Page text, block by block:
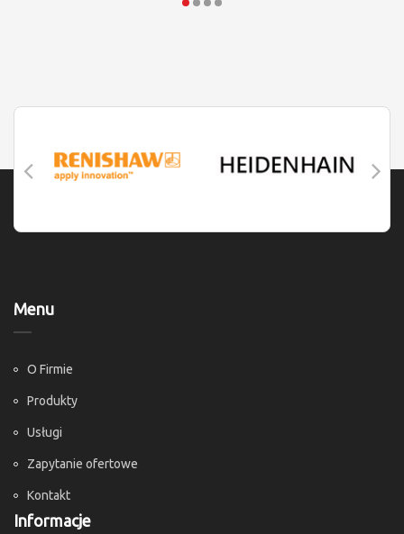
Menu
O Firmie
Produkty
Usługi
Zapytanie ofertowe
Kontakt
Informacje